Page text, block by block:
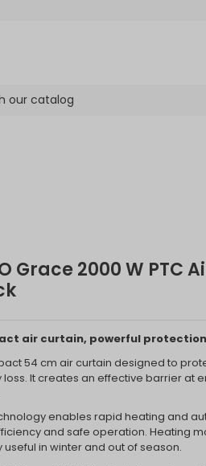
Grace 2000 W PTC
air curtain, powerful
54 cm air curtain designed to
loss. It creates an effective barrier at
enables rapid heating and
and safe operation. Heating
useful in winter and out of season.